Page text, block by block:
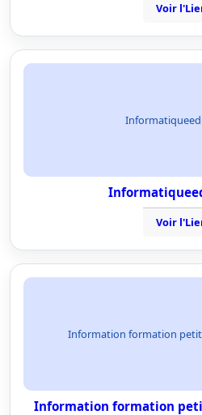
Voir
Voir
Information formation
Information formation